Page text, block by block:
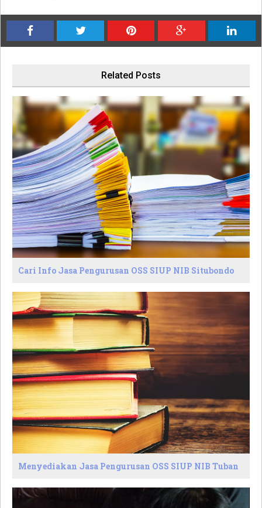
Related Posts
Cari Info Jasa Pengurusan OSS SIUP NIB Situbondo
Menyediakan Jasa Pengurusan OSS SIUP NIB Tuban